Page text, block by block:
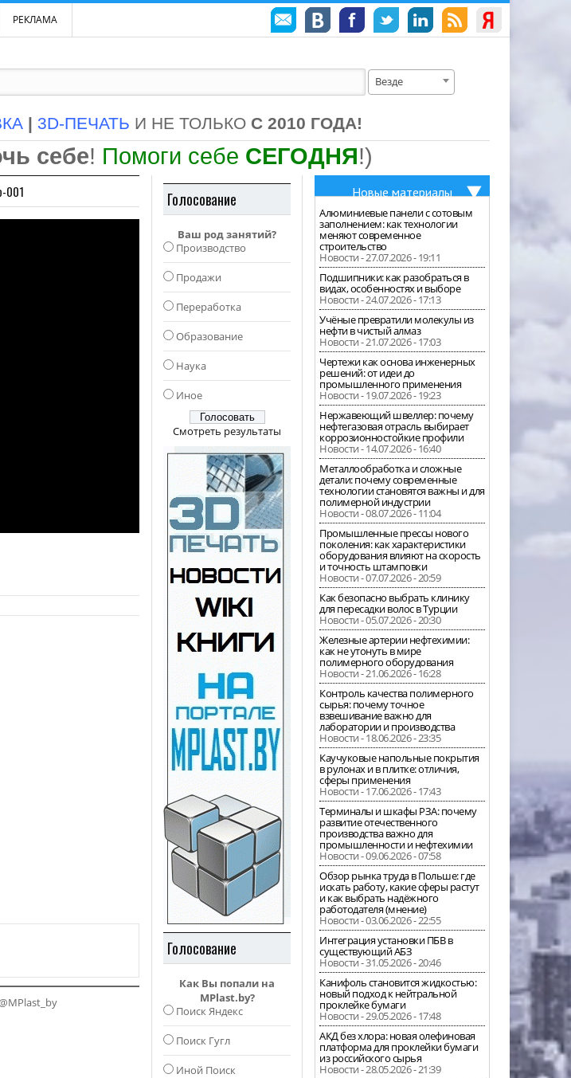
РЕКЛАМА
Везде
| 3D-ПЕЧАТЬ И НЕ ТОЛЬКО С 2010 ГОДА!
себе! Помоги себе СЕГОДНЯ!)
001 Голосование
Ваш род занятий?
Производство
Продажи
Переработка
Образование
Наука
Иное
Смотреть результаты
Голосование
Как Вы попали на
MPlast.by?
Поиск Яндекс
Поиск Гугл
Иной Поиск
Новые материалы
Алюминиевые панели с сотовым
заполнением: как технологии
меняют современное
строительство
Новости - 27.07.2026 - 19:11
Подшипники: как разобраться в
видах, особенностях и выборе
Новости - 24.07.2026 - 17:13
Учёные превратили молекулы из
нефти в чистый алмаз
Новости - 21.07.2026 - 17:03
Чертежи как основа инженерных
решений: от идеи до
промышленного применения
Новости - 19.07.2026 - 19:23
Нержавеющий швеллер: почему
нефтегазовая отрасль выбирает
коррозионностойкие профили
Новости - 14.07.2026 - 16:40
Металлообработка и сложные
детали: почему современные
технологии становятся важны и для
полимерной индустрии
Новости - 08.07.2026 - 11:04
Промышленные прессы нового
поколения: как характеристики
оборудования влияют на скорость
и точность штамповки
Новости - 07.07.2026 - 20:59
Как безопасно выбрать клинику
для пересадки волос в Турции
Новости - 05.07.2026 - 20:30
Железные артерии нефтехимии:
как не утонуть в мире
полимерного оборудования
Новости - 21.06.2026 - 16:28
Контроль качества полимерного
сырья: почему точное
взвешивание важно для
лаборатории и производства
Новости - 18.06.2026 - 23:35
Каучуковые напольные покрытия
в рулонах и в плитке: отличия,
сферы применения
Новости - 17.06.2026 - 17:43
Терминалы и шкафы РЗА: почему
развитие отечественного
производства важно для
промышленности и нефтехимии
Новости - 09.06.2026 - 07:58
Обзор рынка труда в Польше: где
искать работу, какие сферы растут
и как выбрать надёжного
работодателя (мнение)
Новости - 03.06.2026 - 22:55
Интеграция установки ПБВ в
существующий АБЗ
Новости - 31.05.2026 - 20:46
Канифоль становится жидкостью:
новый подход к нейтральной
проклейке бумаги
Новости - 29.05.2026 - 17:48
АКД без хлора: новая олефиновая
платформа для проклейки бумаги
из российского сырья
Новости - 28.05.2026 - 21:39